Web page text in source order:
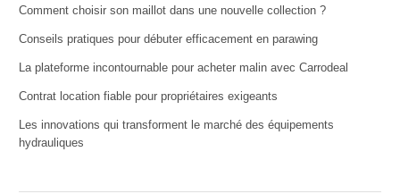
Comment choisir son maillot dans une nouvelle collection ?
Conseils pratiques pour débuter efficacement en parawing
La plateforme incontournable pour acheter malin avec Carrodeal
Contrat location fiable pour propriétaires exigeants
Les innovations qui transforment le marché des équipements
hydrauliques